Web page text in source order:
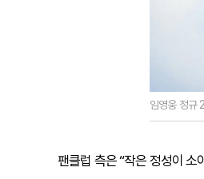
임영웅 정규
팬클럽 측은 “작은 정성이 소